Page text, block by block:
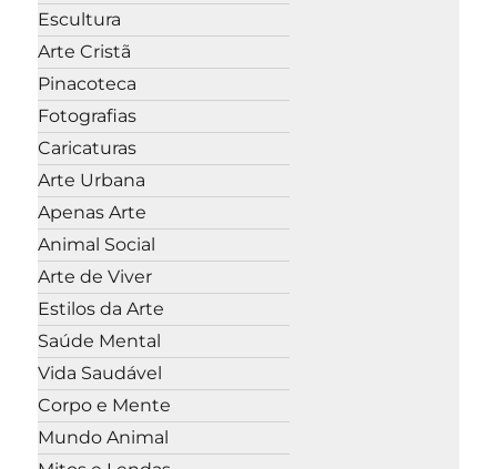
Escultura
Arte Cristã
Pinacoteca
Fotografias
Caricaturas
Arte Urbana
Apenas Arte
Animal Social
Arte de Viver
Estilos da Arte
Saúde Mental
Vida Saudável
Corpo e Mente
Mundo Animal